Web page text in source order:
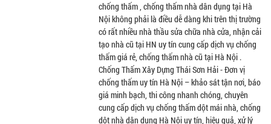
chống thấm , chống thấm nhà dân dụng tại Hà
Nội không phải là điều dễ dàng khi trên thị trường
có rất nhiều nhà thầu sửa chữa nhà cửa, nhận cải
tạo nhà cũ tại HN uy tín cung cấp dịch vụ chống
thấm giá rẻ, chống thấm nhà cũ tại Hà Nội .
Chống Thấm Xây Dựng Thái Sơn Hải - Đơn vị
chống thấm uy tín Hà Nội – khảo sát tận nơi, báo
giá minh bạch, thi công nhanh chóng, chuyên
cung cấp dịch vụ chống thấm dột mái nhà, chống
dột nhà dân dụng Hà Nội uy tín, hiệu quả, xử lý